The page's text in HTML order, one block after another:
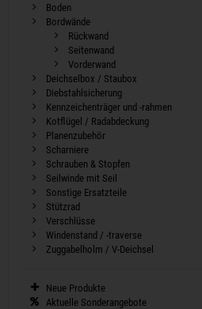
Boden
Bordwände
Rückwand
Seitenwand
Vorderwand
Deichselbox / Staubox
Diebstahlsicherung
Kennzeichenträger und -rahmen
Kotflügel / Radabdeckung
Planenzubehör
Scharniere
Schrauben & Stopfen
Seilwinde mit Seil
Sonstige Ersatzteile
Stützrad
Verschlüsse
Windenstand / -traverse
Zuggabelholm / V-Deichsel
Neue Produkte
Aktuelle Sonderangebote